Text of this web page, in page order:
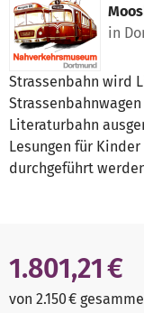
in
Strassenbahn wird
Literaturbahn
Lesungen für
durchgeführt
1.801,21 €
von 2.150 €